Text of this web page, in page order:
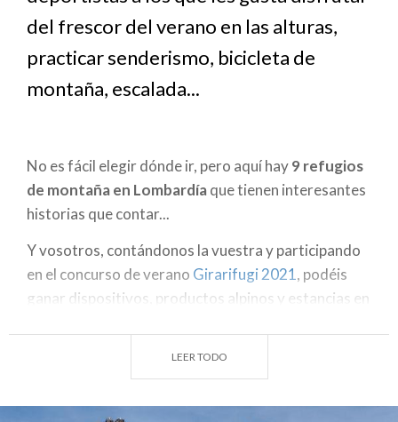
del frescor del verano en las alturas,
practicar senderismo, bicicleta de
montaña, escalada...
No es fácil elegir dónde ir, pero aquí hay9 refugios
de montaña en Lombardíaque tienen interesantes
historias que contar...
Y vosotros, contándonos la vuestra y participando
en el concurso de verano Girarifugi 2021, podéis
ganar dispositivos, productos alpinos y estancias en
LEER TODO